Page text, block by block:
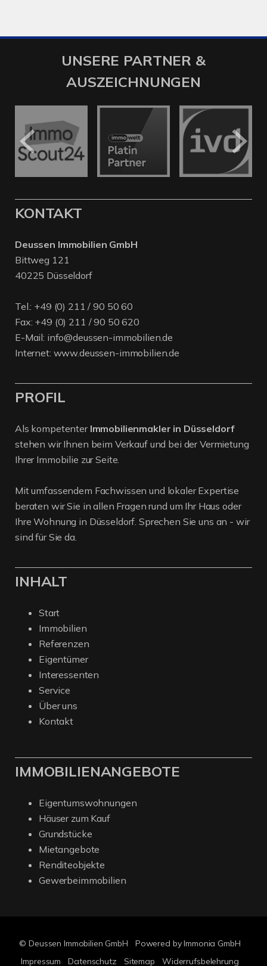
UNSERE PARTNER &
AUSZEICHNUNGEN
KONTAKT
Deussen Immobilien GmbH
Bittweg 121
40225 Düsseldorf
Tel.: +49 (0) 211 / 90 50 60
Fax: +49 (0) 211 / 90 50 620
E-Mail: info@deussen-immobilien.de
Internet: www.deussen-immobilien.de
PROFIL
Als kompetenter Immobilienmakler in Düsseldorf
stehen wir Ihnen beim Verkauf und bei der Vermietung
Ihrer Immobilie zur Seite.
Mit umfassendem Fachwissen und lokaler Expertise
beraten wir Sie in allen Fragen rund um Ihr Haus oder
Ihre Wohnung in Düsseldorf. Sprechen Sie uns an - wir
sind für Sie da.
INHALT
Start
Immobilien
Referenzen
Eigentümer
Interessenten
Service
Über uns
Kontakt
IMMOBILIENANGEBOTE
Eigentumswohnungen
Häuser zum Kauf
Grundstücke
Mietangebote
Renditeobjekte
Gewerbeimmobilien
© Deussen Immobilien GmbH
Powered by Immonia GmbH
Impressum
Datenschutz Sitemap Widerrufsbelehrung